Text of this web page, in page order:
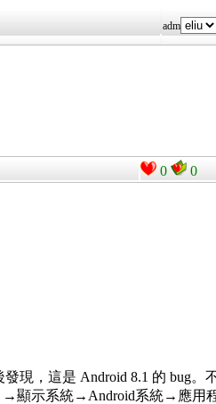
adm
0 0
現，這是 Android 8.1 的 bug。
顯示系統→Android系統→應用